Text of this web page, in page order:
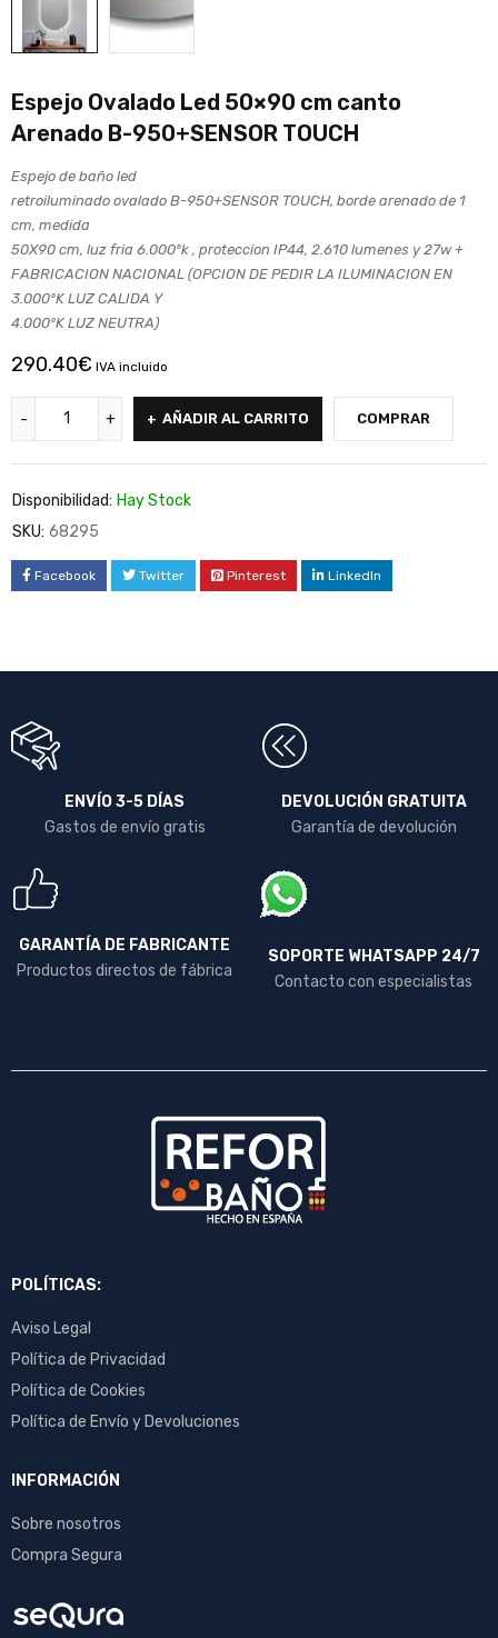
Espejo Ovalado Led 50×90 cm canto
Arenado B-950+SENSOR TOUCH
Espejo de baño led
retroiluminado ovalado B-950+SENSOR TOUCH, borde arenado de 1
cm, medida
50X90 cm, luz fria 6.000ºk , proteccion IP44, 2.610 lumenes y 27w +
FABRICACION NACIONAL (OPCION DE PEDIR LA ILUMINACION EN
3.000ºK LUZ CALIDA Y
4.000ºK LUZ NEUTRA)
290.40€ IVA incluido
AÑADIR AL CARRITO COMPRAR
Disponibilidad: Hay Stock
SKU: 68295
Facebook Twitter Pinterest LinkedIn
ENVÍO 3-5 DÍAS
Gastos de envío gratis
DEVOLUCIÓN GRATUITA
Garantía de devolución
GARANTÍA DE FABRICANTE
Productos directos de fábrica
SOPORTE WHATSAPP 24/7
Contacto con especialistas
POLÍTICAS:
Aviso Legal
Política de Privacidad
Política de Cookies
Política de Envío y Devoluciones
INFORMACIÓN
Sobre nosotros
Compra Segura